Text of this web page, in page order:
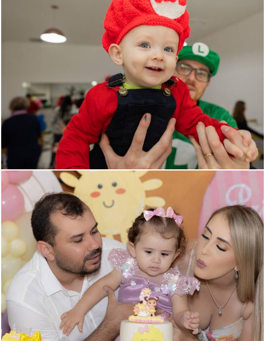
330
213 0